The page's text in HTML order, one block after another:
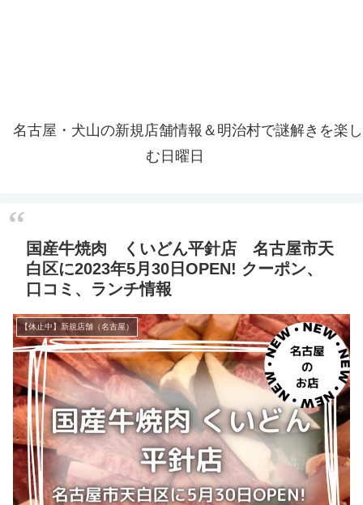
名古屋・犬山の新規店舗情報＆明治村で謎解きを楽し
む日曜日
国産牛焼肉 くいどん平針店 名古屋市天
白区に2023年5月30日OPEN! クーポン、
口コミ、ランチ情報
【休止中】新規店舗（名古屋）